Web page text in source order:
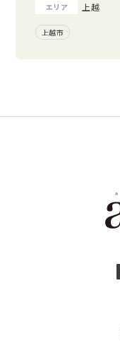
エリア 上越
上越市